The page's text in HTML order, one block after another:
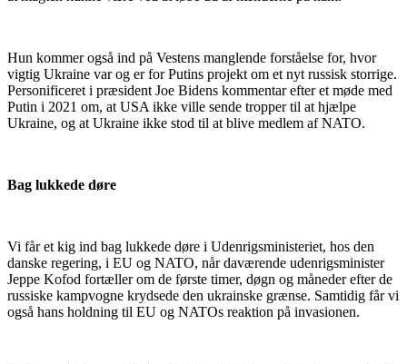
Hun kommer også ind på Vestens manglende forståelse for, hvor
vigtig Ukraine var og er for Putins projekt om et nyt russisk storrige.
Personificeret i præsident Joe Bidens kommentar efter et møde med
Putin i 2021 om, at USA ikke ville sende tropper til at hjælpe
Ukraine, og at Ukraine ikke stod til at blive medlem af NATO.
Bag lukkede døre
Vi får et kig ind bag lukkede døre i Udenrigsministeriet, hos den
danske regering, i EU og NATO, når daværende udenrigsminister
Jeppe Kofod fortæller om de første timer, døgn og måneder efter de
russiske kampvogne krydsede den ukrainske grænse. Samtidig får vi
også hans holdning til EU og NATOs reaktion på invasionen.